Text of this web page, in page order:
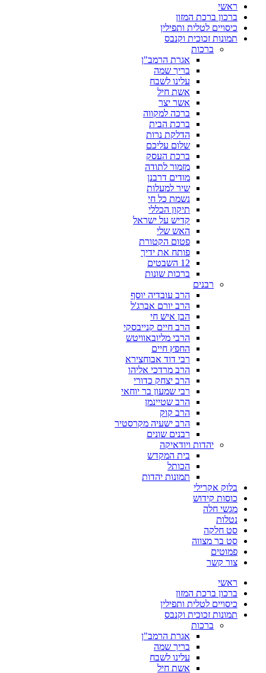
ראשי
ברכון ברכת המזון
כיסויים לטלית ותפילין
תמונות זכוכית וקנבס
ברכות
אגרת הרמב"ן
בריך שמה
עלינו לשבח
אשת חיל
אשר יצר
ברכה למקווה
ברכת הבית
הדלקת נרות
שלום עליכם
ברכת העסק
מזמור לתודה
מודים דרבנן
שיר למעלות
נשמת כל חי
תיקון הכללי
קדיש על ישראל
האש שלי
פטום הקטורת
פותח את ידיך
12 השבטים
ברכות שונות
רבנים
הרב עובדיה יוסף
הרב יורם אברג'ל
הבן איש חי
הרב חיים קנייבסקי
הרבי מליובאוויטש
החפץ חיים
רבי דוד אבוחצירא
הרב מרדכי אליהו
הרב יצחק כדורי
רבי שמעון בר יוחאי
הרב שטיינמן
הרב קוק
הרב ישעיה מקרסטיר
רבנים שונים
יהדות ויודאיקה
בית המקדש
הכותל
תמונות יהדות
בלוק אקרילי
כוסות קידוש
מגשי חלה
נטלות
סט חלקה
סט בר מצווה
פמוטים
צור קשר
ראשי
ברכון ברכת המזון
כיסויים לטלית ותפילין
תמונות זכוכית וקנבס
ברכות
אגרת הרמב"ן
בריך שמה
עלינו לשבח
אשת חיל